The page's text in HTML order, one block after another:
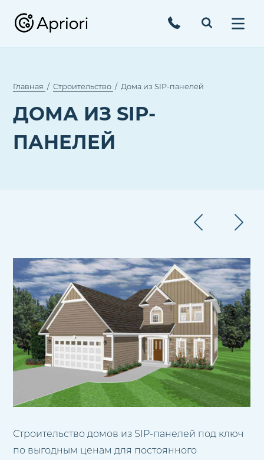
Главная Строительство Дома из SIP-панелей
ДОМА ИЗ SIP-
ПАНЕЛЕЙ
Строительство домов из SIP-панелей под ключ
по выгодным ценам для постоянного